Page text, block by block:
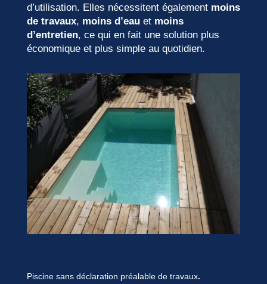
d’utilisation. Elles nécessitent également moins
de travaux, moins d’eauet moins
d’entretien, ce qui en fait une solution plus
économique et plus simple au quotidien.
Piscine sans déclaration préalable de travaux.